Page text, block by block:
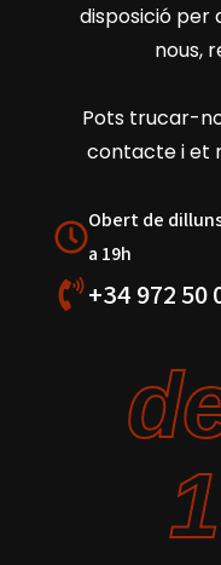
disposició per
nous,
Pots trucar-
contacte i et
Obert de
a 19h
+34 972 50